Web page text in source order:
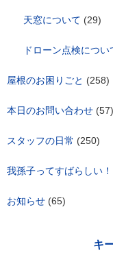
天窓について (29)
ドローン点検につい
屋根のお困りごと (258)
本日のお問い合わせ (57)
スタッフの日常 (250)
我孫子ってすばらしい！
お知らせ (65)
キ